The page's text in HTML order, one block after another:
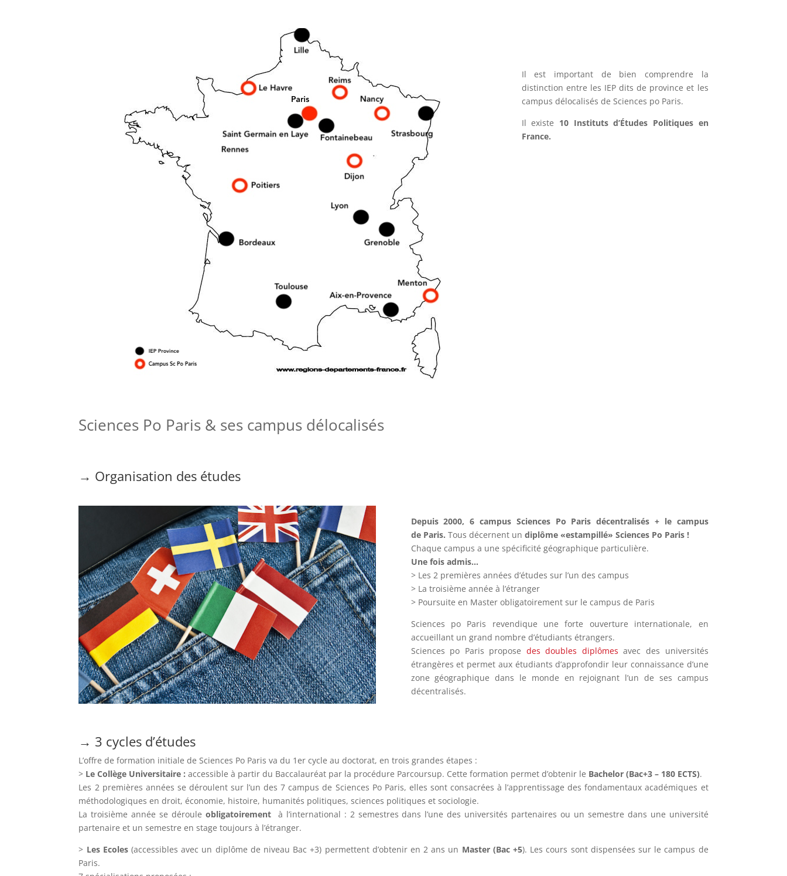
Il est important de bien comprendre la
distinction entre les IEP dits de province et les
campus délocalisés de Sciences po Paris.
Il existe 10 Instituts d’Études Politiques en
France.
Sciences Po Paris & ses campus délocalisés
→ Organisation des études
Depuis 2000, 6 campus Sciences Po Paris décentralisés + le campus
de Paris. Tous décernent un diplôme «estampillé» Sciences Po Paris !
Chaque campus a une spécificité géographique particulière.
Une fois admis…
> Les 2 premières années d’études sur l’un des campus
> La troisième année à l’étranger
> Poursuite en Master obligatoirement sur le campus de Paris
Sciences po Paris revendique une forte ouverture internationale, en
accueillant un grand nombre d’étudiants étrangers.
Sciences po Paris propose des doubles diplômes avec des universités
étrangères et permet aux étudiants d’approfondir leur connaissance d’une
zone géographique dans le monde en rejoignant l’un de ses campus
décentralisés.
→ 3 cycles d’études
L’offre de formation initiale de Sciences Po Paris va du 1er cycle au doctorat, en trois grandes étapes :
> Le Collège Universitaire :accessible à partir du Baccalauréat par la procédure Parcoursup. Cette formation permet d’obtenir le Bachelor (Bac+3 – 180 ECTS).
Les 2 premières années se déroulent sur l’un des 7 campus de Sciences Po Paris, elles sont consacrées à l’apprentissage des fondamentaux académiques et
méthodologiques en droit, économie, histoire, humanités politiques, sciences politiques et sociologie.
La troisième année se déroule obligatoirement à l’international : 2 semestres dans l’une des universités partenaires ou un semestre dans une université
partenaire et un semestre en stage toujours à l’étranger.
> Les Ecoles (accessibles avec un diplôme de niveau Bac +3) permettent d’obtenir en 2 ans un Master (Bac +5). Les cours sont dispensées sur le campus de
Paris.